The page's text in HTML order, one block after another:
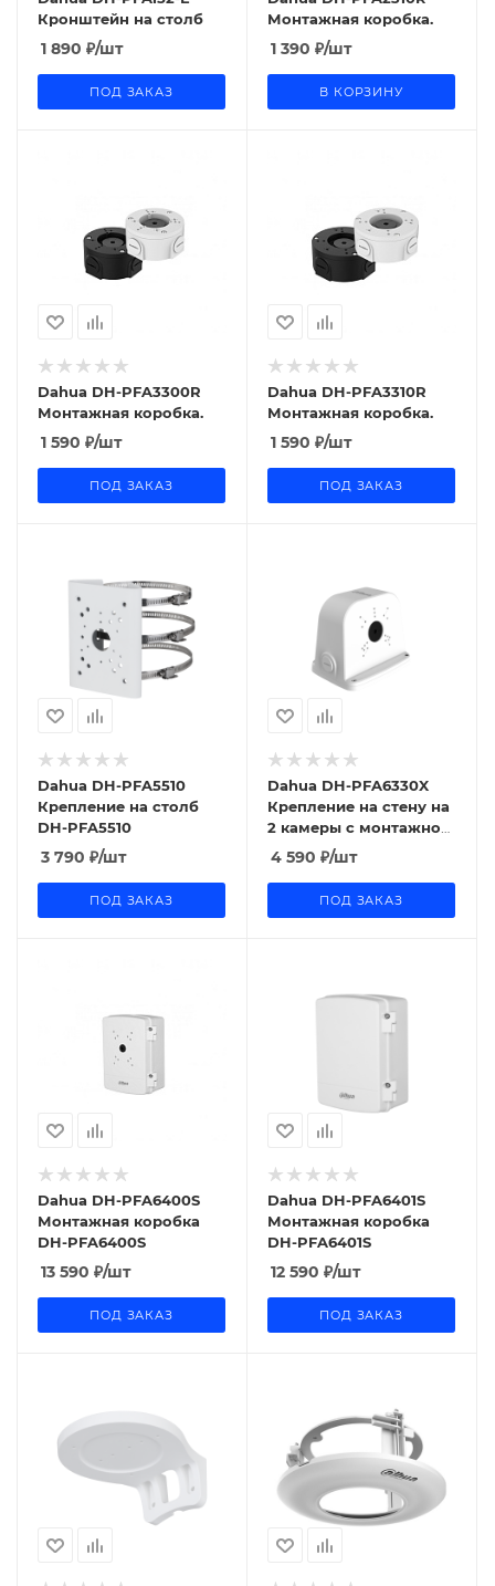
Кронштейн на столб
1 890 ₽/шт
ПОД ЗАКАЗ
Монтажная коробка.
1 390 ₽/шт
В КОРЗИНУ
Dahua DH-PFA3300R
Монтажная коробка.
1 590 ₽/шт
ПОД ЗАКАЗ
Dahua DH-PFA3310R
Монтажная коробка.
1 590 ₽/шт
ПОД ЗАКАЗ
Dahua DH-PFA5510
Крепление на столб
DH-PFA5510
3 790 ₽/шт
ПОД ЗАКАЗ
Dahua DH-PFA6330X
Крепление на стену на
2 камеры с монтажной
коробкой DH-PFA6330X
4 590 ₽/шт
ПОД ЗАКАЗ
Dahua DH-PFA6400S
Монтажная коробка
DH-PFA6400S
13 590 ₽/шт
ПОД ЗАКАЗ
Dahua DH-PFA6401S
Монтажная коробка
DH-PFA6401S
12 590 ₽/шт
ПОД ЗАКАЗ